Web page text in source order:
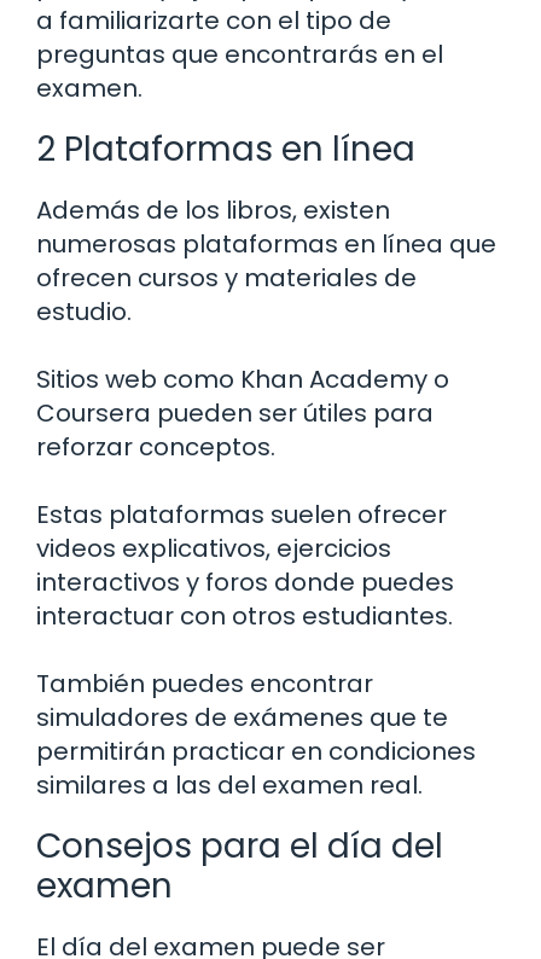
a familiarizarte con el tipo de
preguntas que encontrarás en el
examen.
2 Plataformas en línea
Además de los libros, existen
numerosas plataformas en línea que
ofrecen cursos y materiales de
estudio.
Sitios web como Khan Academy o
Coursera pueden ser útiles para
reforzar conceptos.
Estas plataformas suelen ofrecer
videos explicativos, ejercicios
interactivos y foros donde puedes
interactuar con otros estudiantes.
También puedes encontrar
simuladores de exámenes que te
permitirán practicar en condiciones
similares a las del examen real.
Consejos para el día del
examen
El día del examen puede ser